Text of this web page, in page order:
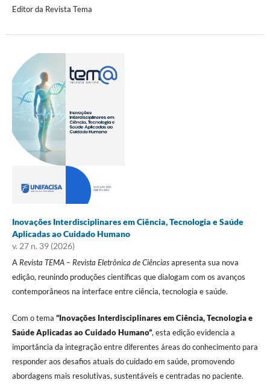
Editor da Revista Tema
Inovações Interdisciplinares em Ciência, Tecnologia e Saúde
Aplicadas ao Cuidado Humano
v. 27 n. 39 (2026)
A Revista TEMA – Revista Eletrônica de Ciênciasapresenta sua nova
edição, reunindo produções científicas que dialogam com os avanços
contemporâneos na interface entre ciência, tecnologia e saúde.
Com o tema “Inovações Interdisciplinares em Ciência, Tecnologia e
Saúde Aplicadas ao Cuidado Humano”, esta edição evidencia a
importância da integração entre diferentes áreas do conhecimento para
responder aos desafios atuais do cuidado em saúde, promovendo
abordagens mais resolutivas, sustentáveis e centradas no paciente.